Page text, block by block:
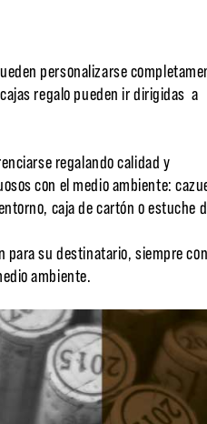
personalizarse
regalo pueden ir dirigidas a
regalando calidad y
con el medio ambiente:
caja de cartón o estuche
para su destinatario, siempre con
ambiente.